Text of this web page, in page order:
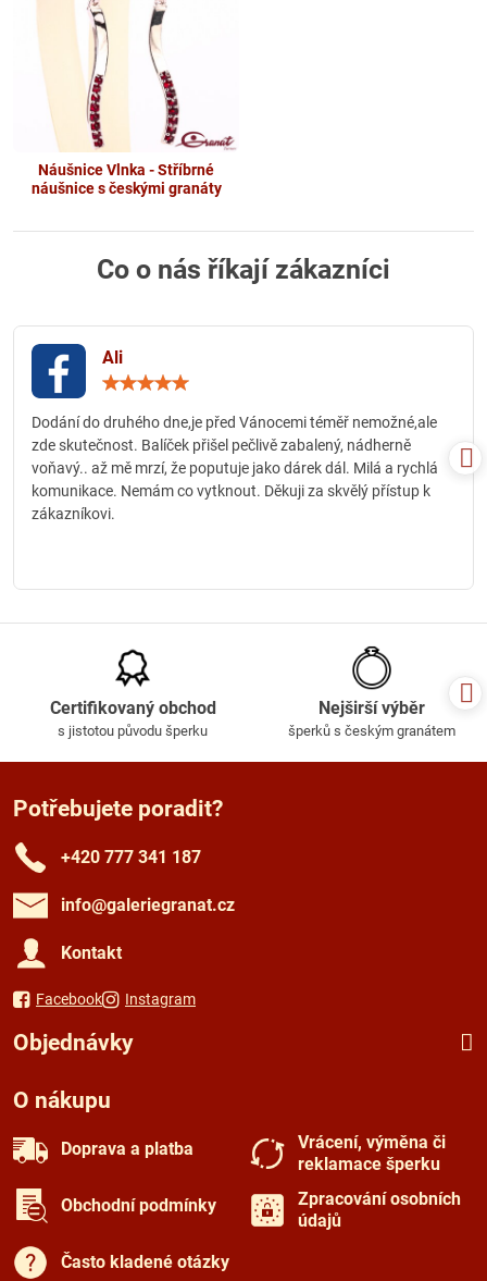
Náušnice Vlnka - Stříbrné
náušnice s českými granáty
Co o nás říkají zákazníci
Ali
5
Dodání do druhého dne,je před Vánocemi téměř nemožné,ale
zde skutečnost. Balíček přišel pečlivě zabalený, nádherně
voňavý.. až mě mrzí, že poputuje jako dárek dál. Milá a rychlá
komunikace. Nemám co vytknout. Děkuji za skvělý přístup k
zákazníkovi.
Certifikovaný obchod
s jistotou původu šperku
Nejširší výběr
šperků s českým granátem
Potřebujete poradit?
+420 777 341 187
info​@galeriegranat​.cz
Kontakt
Facebook Instagram
Objednávky
O nákupu
Doprava a platba
Vrácení, výměna či
reklamace šperku
Obchodní podmínky
Zpracování osobních
údajů
Často kladené otázky